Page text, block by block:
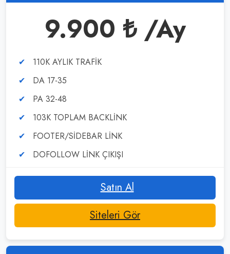
9.900 ₺ /Ay
110K AYLIK TRAFİK
DA 17-35
PA 32-48
103K TOPLAM BACKLİNK
FOOTER/SİDEBAR LİNK
DOFOLLOW LİNK ÇIKIŞI
Satın Al
Siteleri Gör